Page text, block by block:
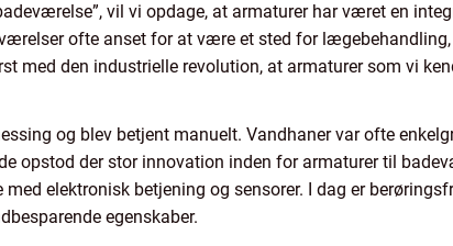
vil vi opdage, at armaturer har været en
ofte anset for at være et sted for
med den industrielle revolution, at armaturer som vi
og blev betjent manuelt. Vandhaner var ofte
opstod der stor innovation inden for armaturer til
elektronisk betjening og sensorer. I dag er
egenskaber.